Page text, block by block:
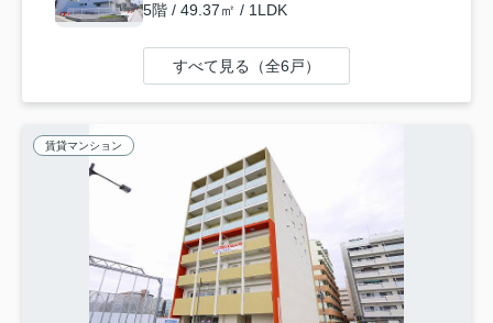
5階 / 49.37㎡ / 1LDK
すべて見る（全6戸）
賃貸マンション